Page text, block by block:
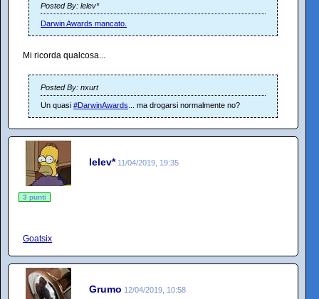
Posted By: lelev*
Darwin Awards mancato.
Mi ricorda qualcosa...
Posted By: nxurt
Un quasi #DarwinAwards ... ma drogarsi normalmente no?
lelev* 11/04/2019, 19:35
3 punti
Goatsix
Grumo 12/04/2019, 10:58